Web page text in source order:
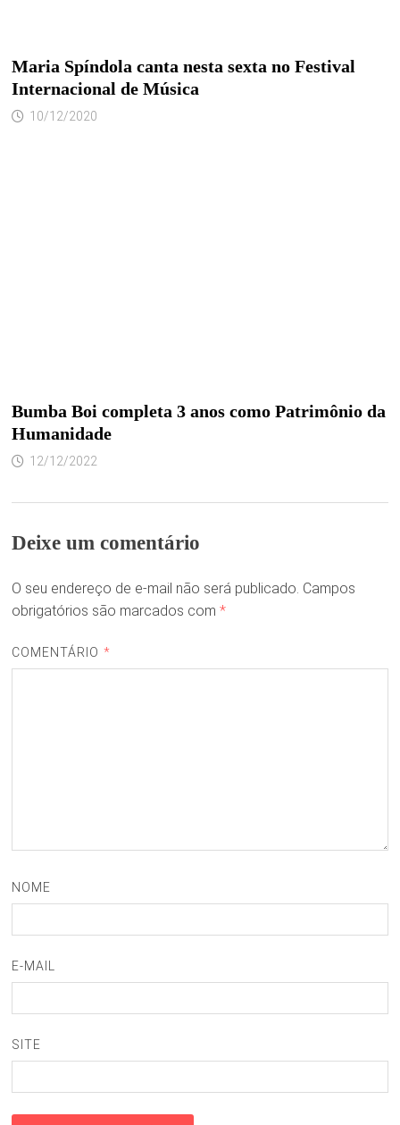
Maria Spíndola canta nesta sexta no Festival
Internacional de Música
10/12/2020
Bumba Boi completa 3 anos como Patrimônio da
Humanidade
12/12/2022
Deixe um comentário
O seu endereço de e-mail não será publicado. Campos
obrigatórios são marcados com *
COMENTÁRIO *
NOME
E-MAIL
SITE